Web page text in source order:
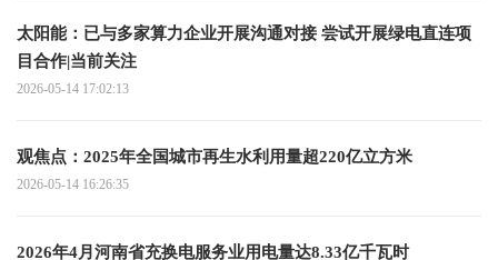
太阳能：已与多家算力企业开展沟通对接 尝试开展绿电直连项
目合作|当前关注
2026-05-14 17:02:13
观焦点：2025年全国城市再生水利用量超220亿立方米
2026-05-14 16:26:35
2026年4月河南省充换电服务业用电量达8.33亿千瓦时